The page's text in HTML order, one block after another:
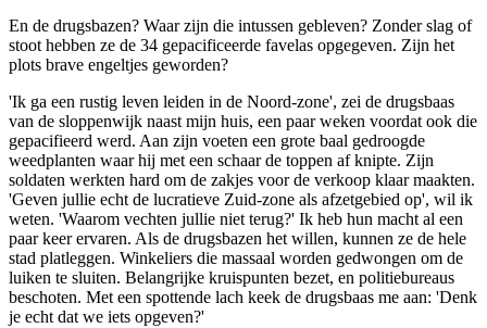
En de drugsbazen? Waar zijn die intussen gebleven? Zonder slag of
stoot hebben ze de 34 gepacificeerde favelas opgegeven. Zijn het
plots brave engeltjes geworden?
'Ik ga een rustig leven leiden in de Noord-zone', zei de drugsbaas
van de sloppenwijk naast mijn huis, een paar weken voordat ook die
gepacifieerd werd. Aan zijn voeten een grote baal gedroogde
weedplanten waar hij met een schaar de toppen af knipte. Zijn
soldaten werkten hard om de zakjes voor de verkoop klaar maakten.
'Geven jullie echt de lucratieve Zuid-zone als afzetgebied op', wil ik
weten. 'Waarom vechten jullie niet terug?' Ik heb hun macht al een
paar keer ervaren. Als de drugsbazen het willen, kunnen ze de hele
stad platleggen. Winkeliers die massaal worden gedwongen om de
luiken te sluiten. Belangrijke kruispunten bezet, en politiebureaus
beschoten. Met een spottende lach keek de drugsbaas me aan: 'Denk
je echt dat we iets opgeven?'